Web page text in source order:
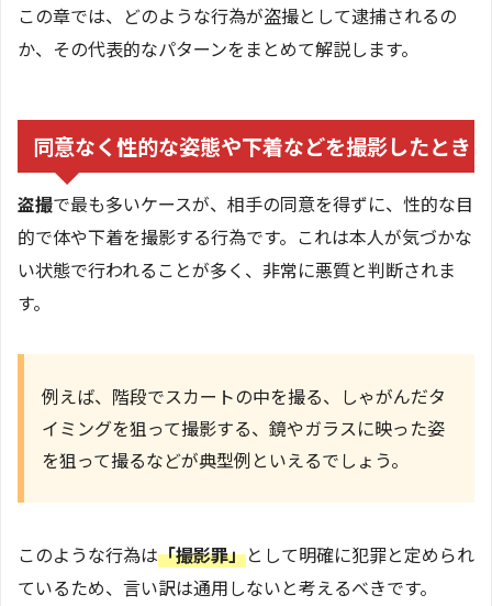
この章では、どのような行為が盗撮として逮捕されるの
か、その代表的なパターンをまとめて解説します。
同意なく性的な姿態や下着などを撮影したとき
盗撮で最も多いケースが、相手の同意を得ずに、性的な目
的で体や下着を撮影する行為です。これは本人が気づかな
い状態で行われることが多く、非常に悪質と判断されま
す。
例えば、階段でスカートの中を撮る、しゃがんだタ
イミングを狙って撮影する、鏡やガラスに映った姿
を狙って撮るなどが典型例といえるでしょう。
このような行為は「撮影罪」として明確に犯罪と定められ
ているため、言い訳は通用しないと考えるべきです。